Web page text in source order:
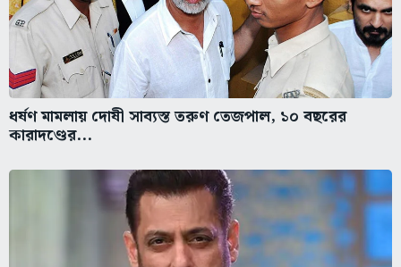
ধর্ষণ মামলায় দোষী সাব্যস্ত তরুণ তেজপাল, ১০ বছরের
কারাদণ্ডের...